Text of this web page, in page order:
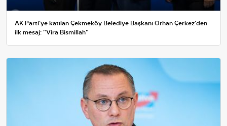
AK Parti'ye katılan Çekmeköy Belediye Başkanı Orhan Çerkez'den
ilk mesaj: "Vira Bismillah"